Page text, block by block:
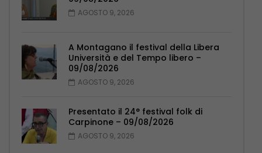
AGOSTO 9, 2026
A Montagano il festival della Libera
Università e del Tempo libero –
09/08/2026
AGOSTO 9, 2026
Presentato il 24° festival folk di
Carpinone – 09/08/2026
AGOSTO 9, 2026